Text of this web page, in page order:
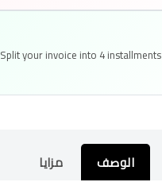
Split your invoice into 4 installments
الوصف مزايا